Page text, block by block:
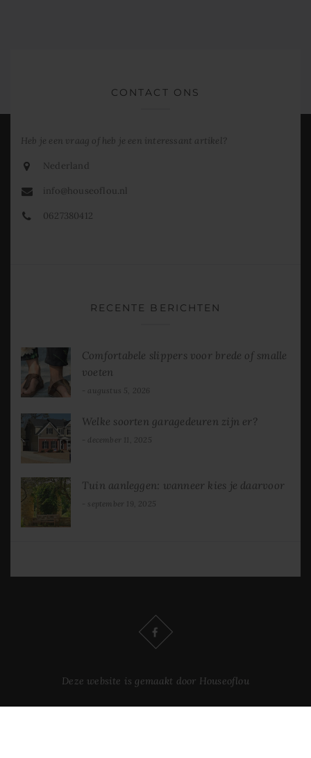
CONTACT ONS
Heb je een vraag of heb je een interessant artikel?
Nederland
info@houseoflou.nl
0627380412
RECENTE BERICHTEN
Comfortabele slippers voor brede of smalle
voeten
augustus 5, 2026
Welke soorten garagedeuren zijn er?
december 11, 2025
Tuin aanleggen: wanneer kies je daarvoor
september 19, 2025
Deze website is gemaakt door Houseoflou